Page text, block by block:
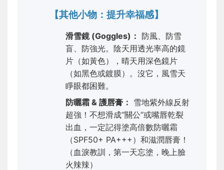
【其他小物：提升幸福感】
滑雪鏡 (Goggles)： 防風、防雪
盲、防強光。陰天用透光率高的鏡
片（如黃色），晴天用深色鏡片
（如黑色或鍍膜）。沒它，風雪天
睜眼都困難。
防曬霜 & 護唇膏： 雪地紫外線反射
超強！不想滑成“關公”或嘴唇乾裂
出血，一定記得塗高倍數防曬霜
（SPF50+ PA+++）和滋潤唇膏！
（血淚教訓，第一天忘塗，晚上臉
火辣辣）